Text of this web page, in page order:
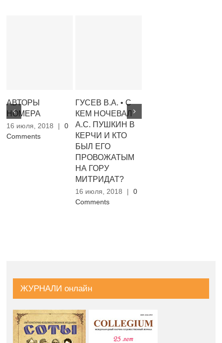
АВТОРЫ
НОМЕРА
16 июля, 2018 |
0
Comments
ГУСЕВ В.А. • С
КЕМ НОЧЕВАЛ
А.С. ПУШКИН В
КЕРЧИ И КТО
БЫЛ ЕГО
ПРОВОЖАТЫМ
НА ГОРУ
МИТРИДАТ?
16 июля, 2018 |
0
Comments
ЖУРНАЛИ онлайн